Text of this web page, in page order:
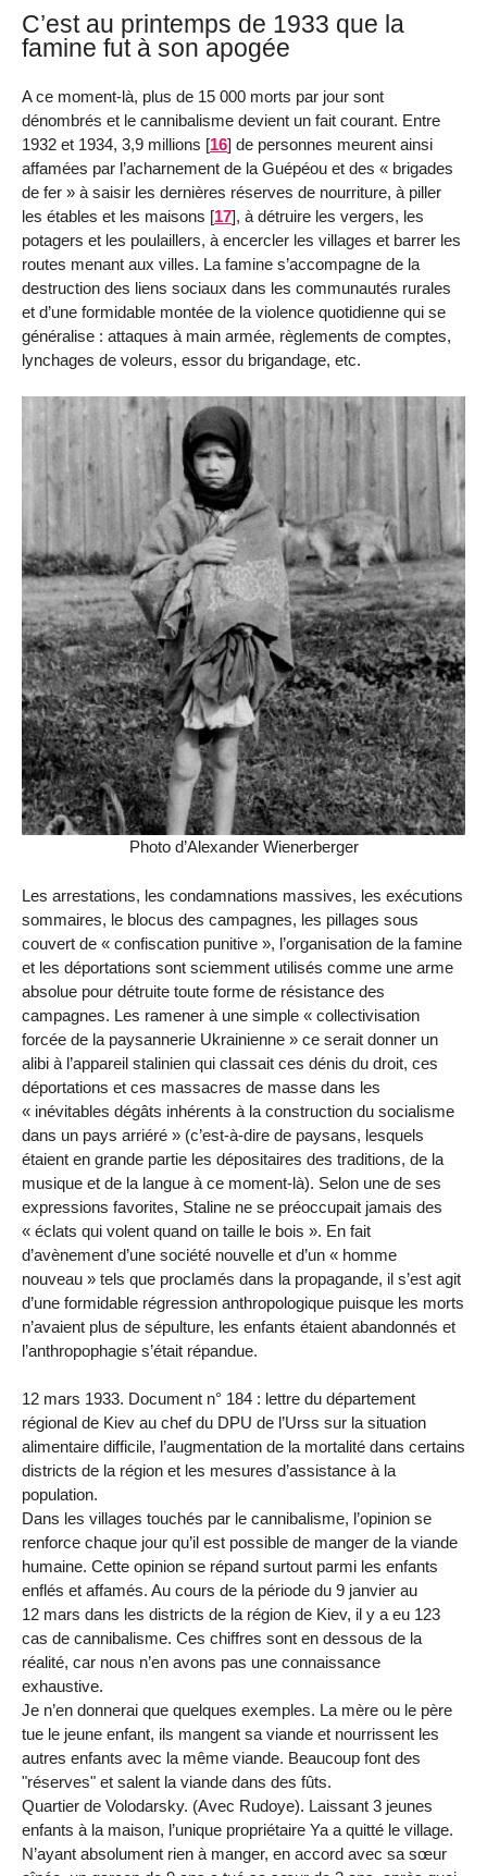
C’est au printemps de 1933 que la
famine fut à son apogée
A ce moment-là, plus de 15 000 morts par jour sont
dénombrés et le cannibalisme devient un fait courant. Entre
1932 et 1934, 3,9 millions [16] de personnes meurent ainsi
affamées par l’acharnement de la Guépéou et des « brigades
de fer » à saisir les dernières réserves de nourriture, à piller
les étables et les maisons [17], à détruire les vergers, les
potagers et les poulaillers, à encercler les villages et barrer les
routes menant aux villes. La famine s’accompagne de la
destruction des liens sociaux dans les communautés rurales
et d’une formidable montée de la violence quotidienne qui se
généralise : attaques à main armée, règlements de comptes,
lynchages de voleurs, essor du brigandage, etc.
Photo d’Alexander Wienerberger
Les arrestations, les condamnations massives, les exécutions
sommaires, le blocus des campagnes, les pillages sous
couvert de « confiscation punitive », l’organisation de la famine
et les déportations sont sciemment utilisés comme une arme
absolue pour détruite toute forme de résistance des
campagnes. Les ramener à une simple « collectivisation
forcée de la paysannerie Ukrainienne » ce serait donner un
alibi à l’appareil stalinien qui classait ces dénis du droit, ces
déportations et ces massacres de masse dans les
« inévitables dégâts inhérents à la construction du socialisme
dans un pays arriéré » (c’est-à-dire de paysans, lesquels
étaient en grande partie les dépositaires des traditions, de la
musique et de la langue à ce moment-là). Selon une de ses
expressions favorites, Staline ne se préoccupait jamais des
« éclats qui volent quand on taille le bois ». En fait
d’avènement d’une société nouvelle et d’un « homme
nouveau » tels que proclamés dans la propagande, il s’est agit
d’une formidable régression anthropologique puisque les morts
n’avaient plus de sépulture, les enfants étaient abandonnés et
l’anthropophagie s’était répandue.
12 mars 1933. Document n° 184 : lettre du département
régional de Kiev au chef du DPU de l’Urss sur la situation
alimentaire difficile, l’augmentation de la mortalité dans certains
districts de la région et les mesures d’assistance à la
population.
Dans les villages touchés par le cannibalisme, l’opinion se
renforce chaque jour qu’il est possible de manger de la viande
humaine. Cette opinion se répand surtout parmi les enfants
enflés et affamés. Au cours de la période du 9 janvier au
12 mars dans les districts de la région de Kiev, il y a eu 123
cas de cannibalisme. Ces chiffres sont en dessous de la
réalité, car nous n’en avons pas une connaissance
exhaustive.
Je n’en donnerai que quelques exemples. La mère ou le père
tue le jeune enfant, ils mangent sa viande et nourrissent les
autres enfants avec la même viande. Beaucoup font des
"réserves" et salent la viande dans des fûts.
Quartier de Volodarsky. (Avec Rudoye). Laissant 3 jeunes
enfants à la maison, l’unique propriétaire Ya a quitté le village.
N’ayant absolument rien à manger, en accord avec sa sœur